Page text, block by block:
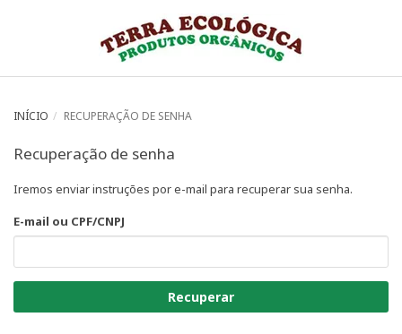
INÍCIO RECUPERAÇÃO DE SENHA
Recuperação de senha
Iremos enviar instruções por e-mail para recuperar sua senha.
E-mail ou CPF/CNPJ
Recuperar